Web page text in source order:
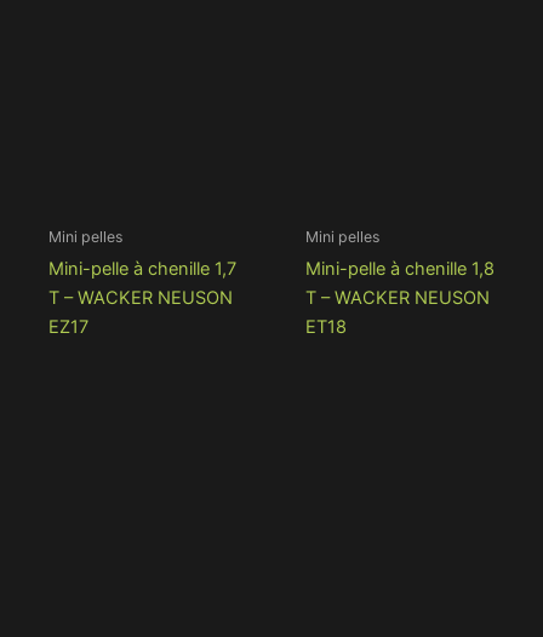
Mini pelles
Mini-pelle à chenille 1,7
T – WACKER NEUSON
EZ17
Mini pelles
Mini-pelle à chenille 1,8
T – WACKER NEUSON
ET18